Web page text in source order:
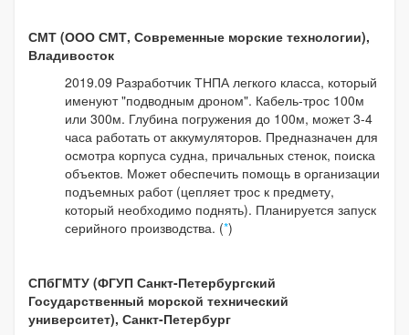
СМТ (ООО СМТ, Современные морские технологии),
Владивосток
2019.09 Разработчик ТНПА легкого класса, который
именуют "подводным дроном". Кабель-трос 100м
или 300м. Глубина погружения до 100м, может 3-4
часа работать от аккумуляторов. Предназначен для
осмотра корпуса судна, причальных стенок, поиска
объектов. Может обеспечить помощь в организации
подъемных работ (цепляет трос к предмету,
который необходимо поднять). Планируется запуск
серийного производства. (*)
СПбГМТУ (ФГУП Санкт-Петербургский
Государственный морской технический
университет), Санкт-Петербург